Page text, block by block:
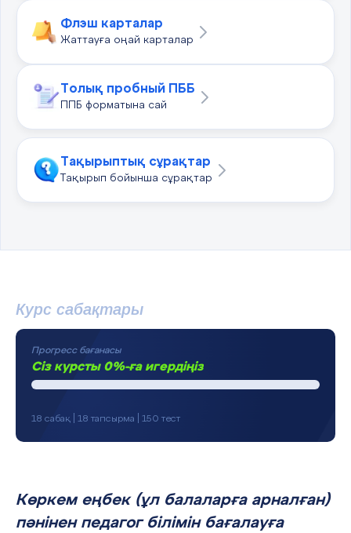
Флэш карталар
Жаттауға оңай карталар
Толық пробный ПББ
ППБ форматына сай
Тақырыптық сұрақтар
Тақырып бойынша сұрақтар
Курс сабақтары
Прогресс бағанасы
Сіз курсты 0%-ға игердіңіз
18 сабақ | 18 тапсырма | 150 тест
Көркем еңбек (ұл балаларға арналған)
пәнінен педагог білімін бағалауға